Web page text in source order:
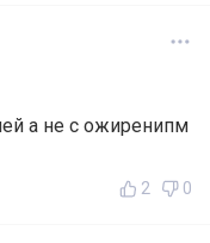
а не с ожиренипм
2 0